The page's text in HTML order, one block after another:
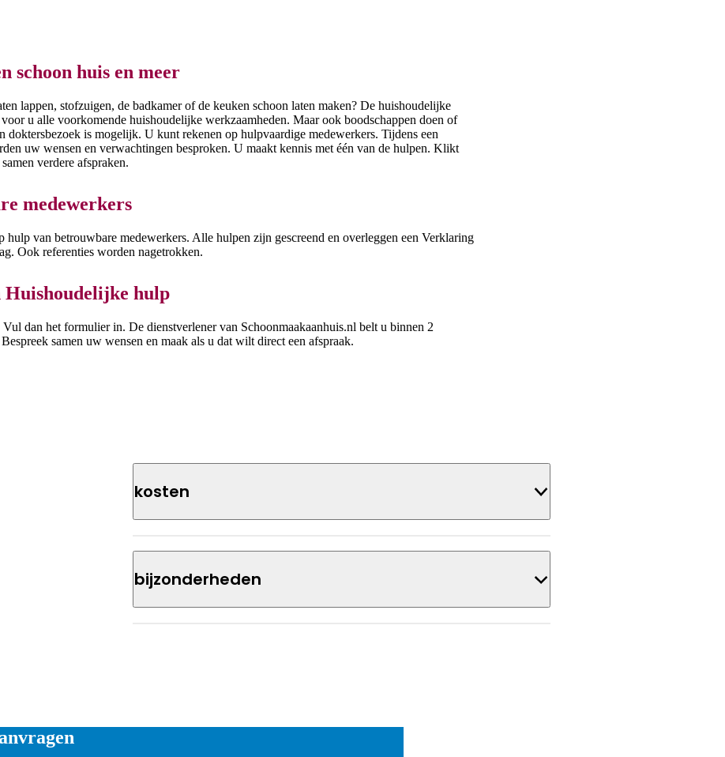
schoon huis en meer
lappen, stofzuigen, de badkamer of de keuken schoon laten maken? De huishoudelijke
u alle voorkomende huishoudelijke werkzaamheden. Maar ook boodschappen doen of
doktersbezoek is mogelijk. U kunt rekenen op hulpvaardige medewerkers. Tijdens een
uw wensen en verwachtingen besproken. U maakt kennis met één van de hulpen. Klikt
verdere afspraken.
medewerkers
hulp van betrouwbare medewerkers. Alle hulpen zijn gescreend en overleggen een Verklaring
Ook referenties worden nagetrokken.
Huishoudelijke hulp
Vul dan het formulier in. De dienstverlener van Schoonmaakaanhuis.nl belt u binnen 2
samen uw wensen en maak als u dat wilt direct een afspraak.
Kosten
Bijzonderheden